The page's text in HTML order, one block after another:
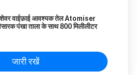
वाईफ़ाई आवश्यक तेल Atomiser
पंखा ताला के साथ 800 मिलीलीटर
जारी रखें